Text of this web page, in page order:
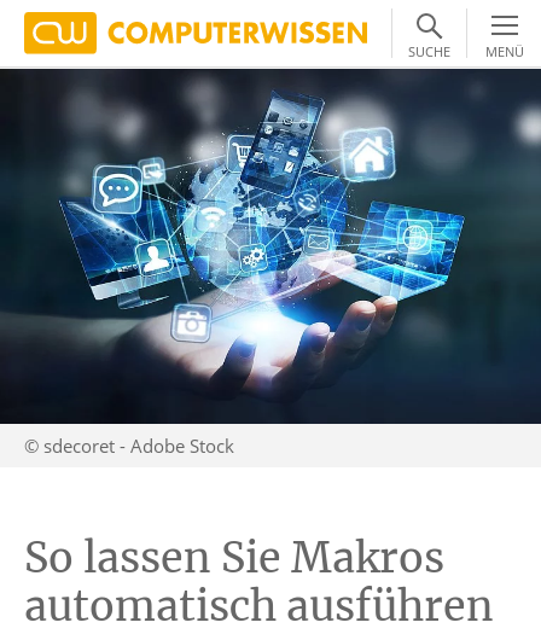
SUCHE MENÜ
© sdecoret - Adobe Stock
So lassen Sie Makros
automatisch ausführen